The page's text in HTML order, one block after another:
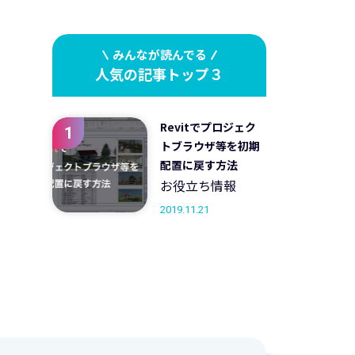
みんなが読んでる
人気の記事トップ３
1
Revitでプロジェク
トブラウザ等を初期
配置に戻す方法
お役立ち情報
2019.11.21